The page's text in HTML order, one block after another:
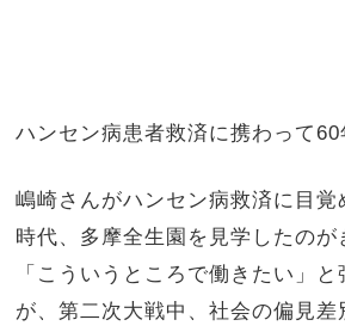
ハンセン病患者救済に携わって60
嶋崎さんがハンセン病救済に目覚
時代、多摩全生園を見学したのが
「こういうところで働きたい」
が、第二次大戦中、社会の偏見差